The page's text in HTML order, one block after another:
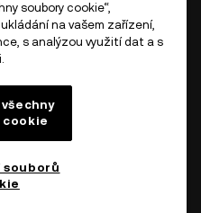
soubory cookie“,
na vašem zařízení,
s analýzou využití dat a s
cookie
souborů